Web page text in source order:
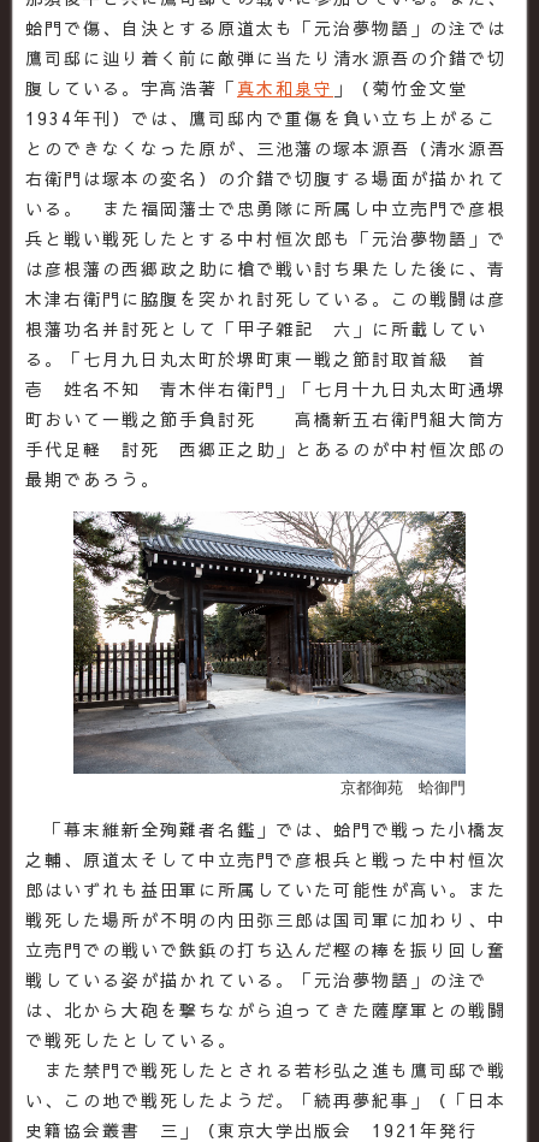
蛤門で傷、自決とする原道太も「元治夢物語」の注では
鷹司邸に辿り着く前に敵弾に当たり清水源吾の介錯で切
腹している。宇高浩著「 真木和泉守 」（菊竹金文堂
1934年刊）では、鷹司邸内で重傷を負い立ち上がるこ
とのできなくなった原が、三池藩の塚本源吾（清水源吾
右衛門は塚本の変名）の介錯で切腹する場面が描かれて
いる。 また福岡藩士で忠勇隊に所属し中立売門で彦根
兵と戦い戦死したとする中村恒次郎も「元治夢物語」で
は彦根藩の西郷政之助に槍で戦い討ち果たした後に、青
木津右衛門に脇腹を突かれ討死している。この戦闘は彦
根藩功名并討死として「甲子雑記 六」に所載してい
る。「七月九日丸太町於堺町東一戦之節討取首級 首
壱 姓名不知 青木伴右衛門」「七月十九日丸太町通堺
町おいて一戦之節手負討死 高橋新五右衛門組大筒方
手代足軽 討死 西郷正之助」とあるのが中村恒次郎の
最期であろう。
京都御苑 蛤御門
「幕末維新全殉難者名鑑」では、蛤門で戦った小橋友
之輔、原道太そして中立売門で彦根兵と戦った中村恒次
郎はいずれも益田軍に所属していた可能性が高い。また
戦死した場所が不明の内田弥三郎は国司軍に加わり、中
立売門での戦いで鉄鋲の打ち込んだ樫の棒を振り回し奮
戦している姿が描かれている。「元治夢物語」の注で
は、北から大砲を撃ちながら迫ってきた薩摩軍との戦闘
で戦死したとしている。
また禁門で戦死したとされる若杉弘之進も鷹司邸で戦
い、この地で戦死したようだ。「続再夢紀事」（「日本
史籍協会叢書 三」（東京大学出版会 1921年発行